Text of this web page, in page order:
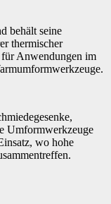
behält seine
thermischer
für Anwendungen im
Umformwerkzeuge
wo hohe